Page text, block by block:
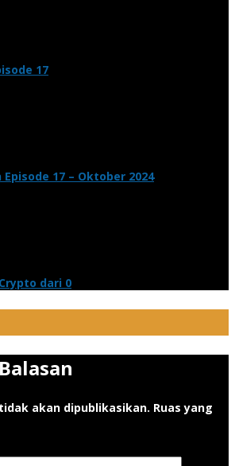
17
17 – Oktober 2024
dari 0
akan dipublikasikan. Ruas yang